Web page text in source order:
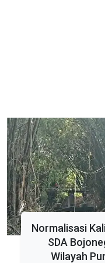
Normalisasi
SDA
Wilayah